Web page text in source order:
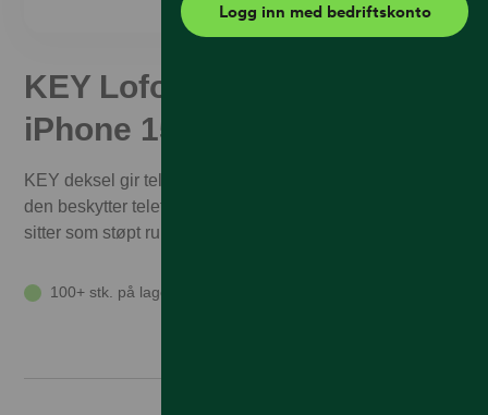
KEY Lofoten Soft Case
iPhone 15 Pro Clear
KEY deksel gir telefonen en ren utseende samtidig som
den beskytter telefonen din. Dette tynne silikondekselet
sitter som støpt rundt knappene.
100+ stk. på lager
Logg inn med bedriftskonto